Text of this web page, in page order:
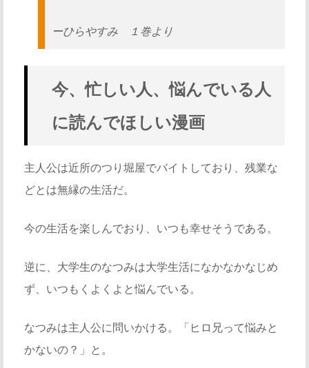
ーひらやすみ １巻より
今、忙しい人、悩んでいる人
に読んでほしい漫画
主人公は近所のつり堀屋でバイトしており、残業な
どとは無縁の生活だ。
今の生活を楽しんでおり、いつも幸せそうである。
逆に、大学生のなつみは大学生活になかなかなじめ
ず、いつもくよくよと悩んでいる。
なつみは主人公に問いかける。「ヒロ兄って悩みと
かないの？」と。